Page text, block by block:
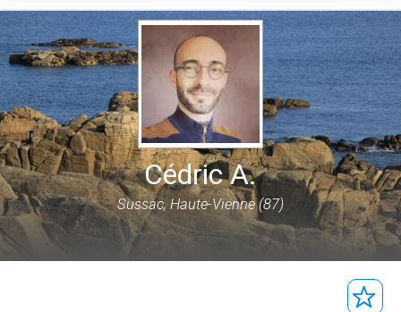
Cédric A.
Sussac, Haute-Vienne (87)